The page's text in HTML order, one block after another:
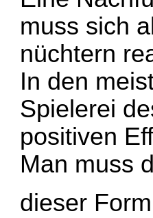
muss sich
nüchtern
In den
Spielerei
positiven
Man muss
dieser